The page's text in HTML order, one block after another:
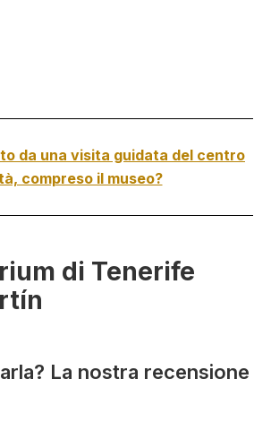
da una visita guidata del centro
compreso il museo?
di Tenerife
La nostra recensione